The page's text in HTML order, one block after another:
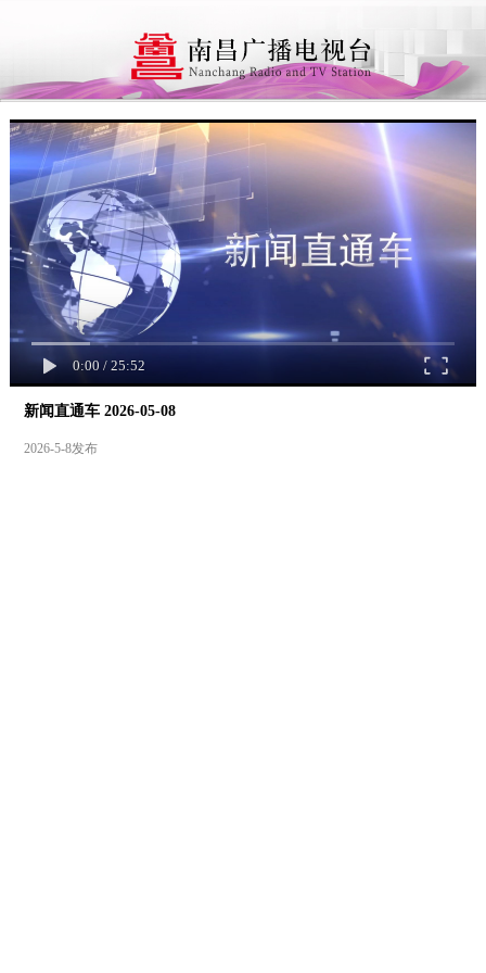
0:00 / 25:52
新闻直通车 2026-05-08
2026-5-8发布